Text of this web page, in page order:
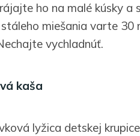
ho na malé kúsky
miešania varte 30
vychladnúť.
kaša
lyžica detskej